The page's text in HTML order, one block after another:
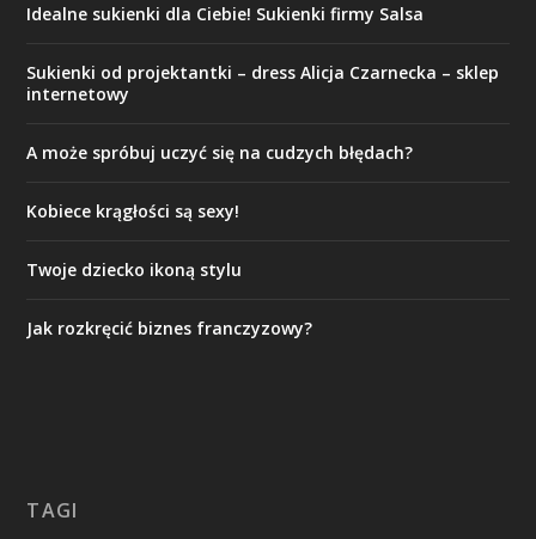
Idealne sukienki dla Ciebie! Sukienki firmy Salsa
Sukienki od projektantki – dress Alicja Czarnecka – sklep
internetowy
A może spróbuj uczyć się na cudzych błędach?
Kobiece krągłości są sexy!
Twoje dziecko ikoną stylu
Jak rozkręcić biznes franczyzowy?
TAGI